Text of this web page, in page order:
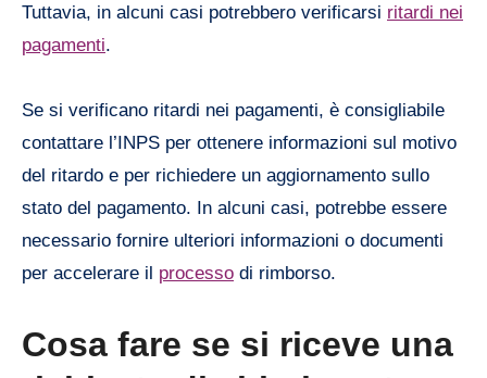
Tuttavia, in alcuni casi potrebbero verificarsi ritardi nei
pagamenti.
Se si verificano ritardi nei pagamenti, è consigliabile
contattare l’INPS per ottenere informazioni sul motivo
del ritardo e per richiedere un aggiornamento sullo
stato del pagamento. In alcuni casi, potrebbe essere
necessario fornire ulteriori informazioni o documenti
per accelerare il processo di rimborso.
Cosa fare se si riceve una